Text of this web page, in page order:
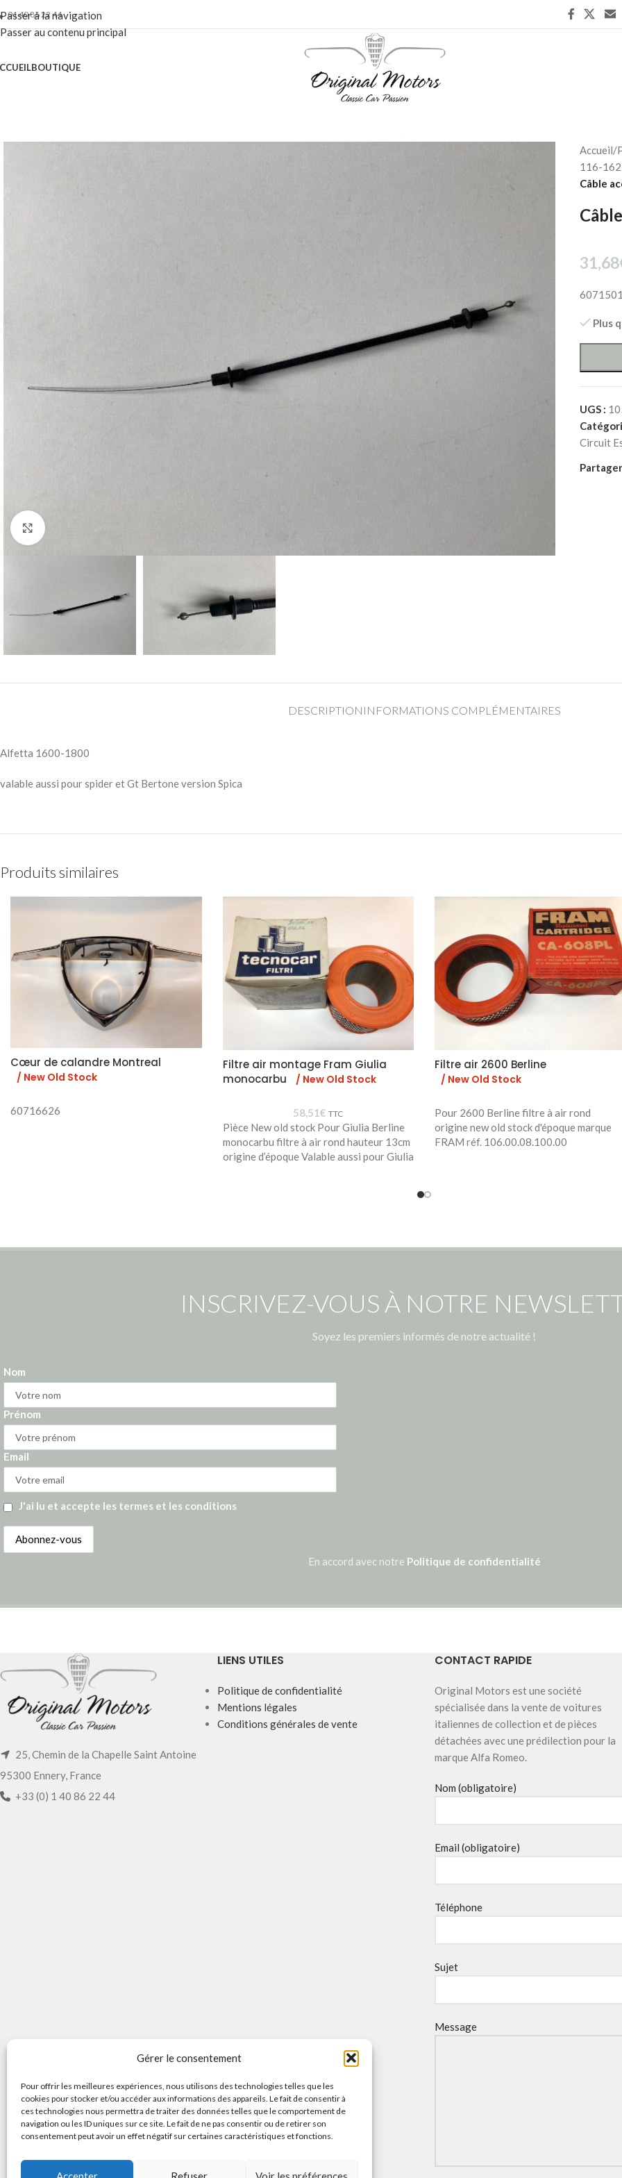
Gérer le consentement
Pour offrir les meilleures expériences, nous utilisons des technologies telles que les
cookies pour stocker et/ou accéder aux informations des appareils. Le fait de consentir à
ces technologies nous permettra de traiter des données telles que le comportement de
navigation ou les ID uniques sur ce site. Le fait de ne pas consentir ou de retirer son
consentement peut avoir un effet négatif sur certaines caractéristiques et fonctions.
Passer à la navigation
Passer au contenu principal
01 40 86 22 44
BOUTIQUE
Accueil/
116-
Câble
31,68
Plus
UGS :
Circuit
DESCRIPTION INFORMATIONS COMPLÉMENTAIRES
Alfetta 1600-1800
valable aussi pour spider et Gt Bertone version Spica
Produits similaires
Cœur de calandre Montreal
/ New Old Stock
60716626
Filtre air montage Fram Giulia
monocarbu
/ New Old Stock
58,51€ TTC
Pièce New old stock Pour Giulia Berline
monocarbu filtre à air rond hauteur 13cm
origine d’époque Valable aussi pour Giulia
Filtre air 2600 Berline
/ New Old Stock
Pour 2600 Berline filtre à air rond
origine new old stock d'époque marque
FRAM réf. 106.00.08.100.00
INSCRIVEZ-VOUS À NOTRE
Soyez les premiers informés de notre actualité !
Nom
Prénom
Email
J'ai lu et accepte les termes et les conditions
En accord avec notre Politique de confidentialité
25, Chemin de la Chapelle Saint Antoine
95300 Ennery, France
+33 (0) 1 40 86 22 44
LIENS UTILES
Politique de confidentialité
Mentions légales
Conditions générales de vente
CONTACT RAPIDE
Original Motors est une société
spécialisée dans la vente de voitures
italiennes de collection et de pièces
détachées avec une prédilection pour la
marque Alfa Romeo.
Nom (obligatoire)
Email (obligatoire)
Téléphone
Sujet
Message